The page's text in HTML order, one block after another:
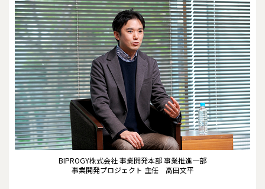
BIPROGY株式会社 事業開発本部 事業推進一部
事業開発プロジェクト 主任 高田文平